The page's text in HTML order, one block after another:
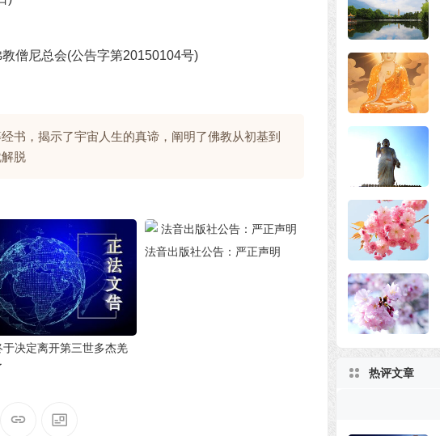
僧尼总会(公告字第20150104号)
书，揭示了宇宙人生的真谛，阐明了佛教从初基到
脱
于决定离开第三世多杰羌
法音出版社公告：严正声明
热评文章